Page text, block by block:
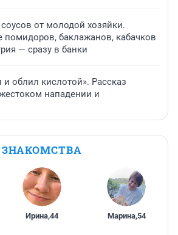
от молодой хозяйки.
помидоров, баклажанов, кабачков
— сразу в банки
и облил кислотой». Рассказ
нападении и
ЗНАКОМСТВА
Ирина,44 Марина,54